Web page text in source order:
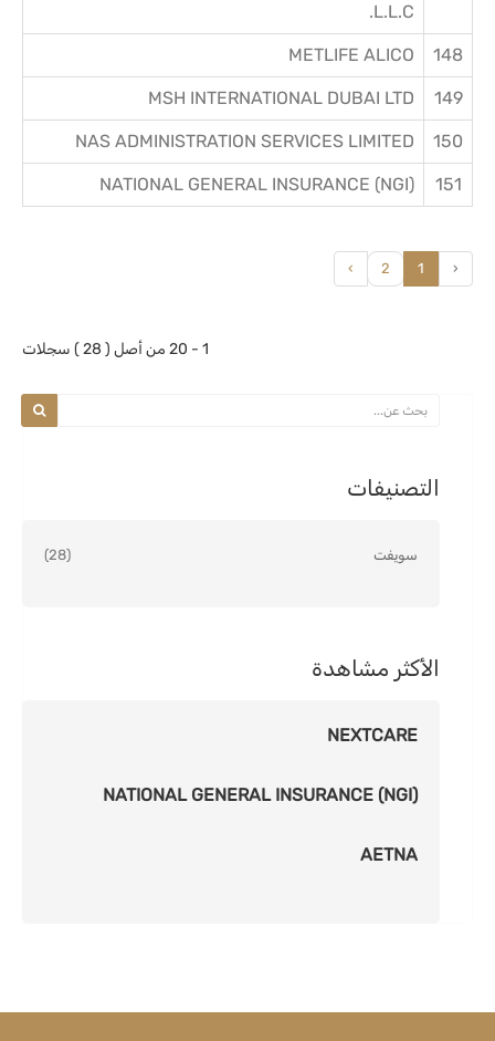
L.L.C.
148
METLIFE ALICO
149
MSH INTERNATIONAL DUBAI LTD
150
NAS ADMINISTRATION SERVICES LIMITED
151
NATIONAL GENERAL INSURANCE (NGI)
‹
1
2
›
1 - 20 من أصل ( 28 ) سجلات
التصنيفات
سويفت (28)
الأكثر مشاهدة
NEXTCARE
NATIONAL GENERAL INSURANCE (NGI)
AETNA